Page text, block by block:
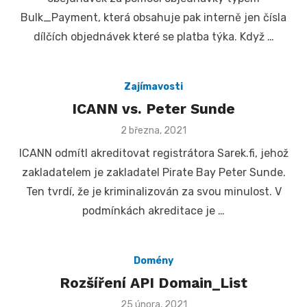
Bulk_Payment, která obsahuje pak interně jen čísla
dílčích objednávek které se platba týka. Když …
Zajímavosti
ICANN vs. Peter Sunde
Posted
2 března, 2021
ICANN odmítl akreditovat registrátora Sarek.fi, jehož
zakladatelem je zakladatel Pirate Bay Peter Sunde.
Ten tvrdí, že je kriminalizován za svou minulost. V
podmínkách akreditace je …
Domény
Rozšíření API Domain_List
Posted